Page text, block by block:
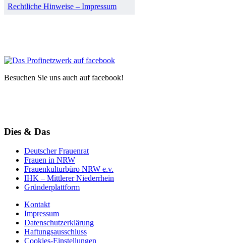
Rechtliche Hinweise – Impressum
Besuchen Sie uns auch auf facebook!
Dies & Das
Deutscher Frauenrat
Frauen in NRW
Frauenkulturbüro NRW e.v.
IHK – Mittlerer Niederrhein
Gründerplattform
Kontakt
Impressum
Datenschutzerklärung
Haftungsausschluss
Cookies-Einstellungen